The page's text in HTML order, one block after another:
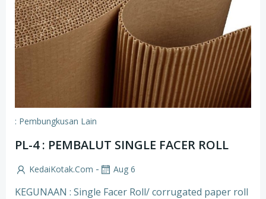
: Pembungkusan Lain
PL-4 : PEMBALUT SINGLE FACER ROLL
KedaiKotak.com - Aug 6
KEGUNAAN : Single Facer Roll/ corrugated paper roll